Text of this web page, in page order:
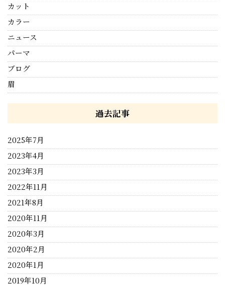
カット
カラー
ニュース
パーマ
ブログ
眉
過去記事
2025年7月
2023年4月
2023年3月
2022年11月
2021年8月
2020年11月
2020年3月
2020年2月
2020年1月
2019年10月